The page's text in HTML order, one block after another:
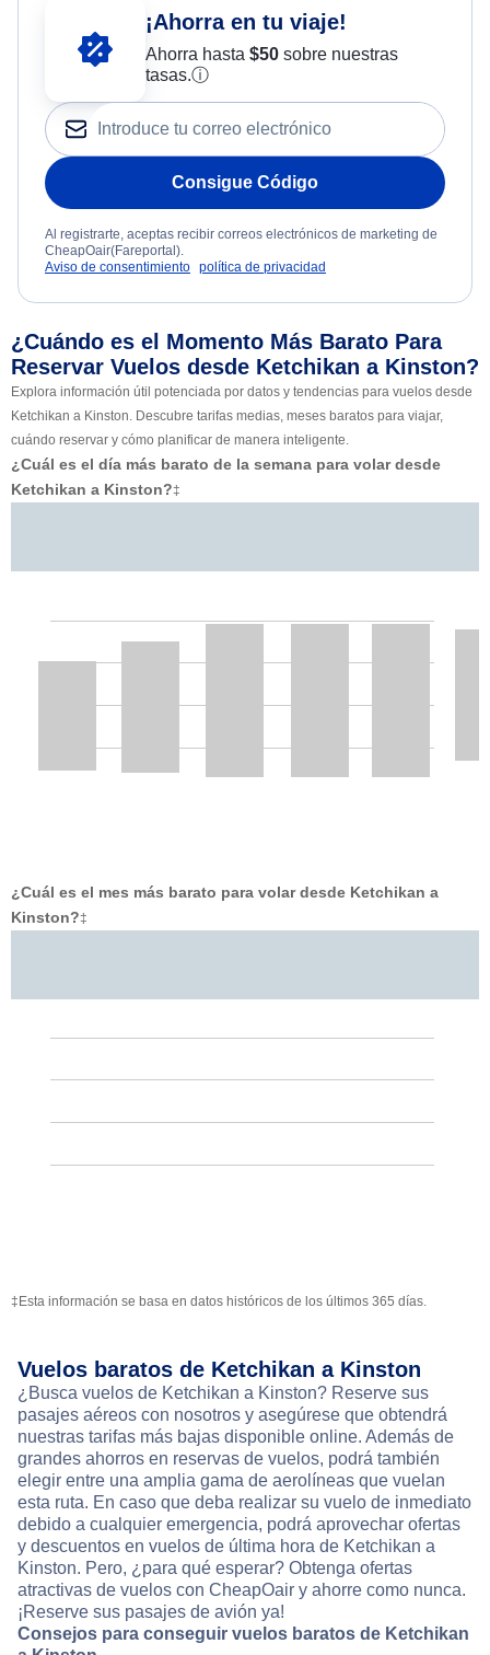
¡Ahorra en tu viaje!
Ahorra hasta $50sobre nuestras
tasas.ⓘ
Consigue Código
Al registrarte, aceptas recibir correos electrónicos de marketing de
CheapOair(Fareportal).
Aviso de consentimiento política de privacidad
¿Cuándo es el Momento Más Barato Para
Reservar Vuelos desde Ketchikan a Kinston?
Explora información útil potenciada por datos y tendencias para vuelos desde
Ketchikan a Kinston. Descubre tarifas medias, meses baratos para viajar,
cuándo reservar y cómo planificar de manera inteligente.
¿Cuál es el día más barato de la semana para volar desde
Ketchikan a Kinston?‡
¿Cuál es el mes más barato para volar desde Ketchikan a
Kinston?‡
‡Esta información se basa en datos históricos de los últimos 365 días.
Vuelos baratos de Ketchikan a Kinston
¿Busca vuelos de Ketchikan a Kinston? Reserve sus
pasajes aéreos con nosotros y asegúrese que obtendrá
nuestras tarifas más bajas disponible online. Además de
grandes ahorros en reservas de vuelos, podrá también
elegir entre una amplia gama de aerolíneas que vuelan
esta ruta. En caso que deba realizar su vuelo de inmediato
debido a cualquier emergencia, podrá aprovechar ofertas
y descuentos en vuelos de última hora de Ketchikan a
Kinston. Pero, ¿para qué esperar? Obtenga ofertas
atractivas de vuelos con CheapOair y ahorre como nunca.
¡Reserve sus pasajes de avión ya!
Consejos para conseguir vuelos baratos de Ketchikan